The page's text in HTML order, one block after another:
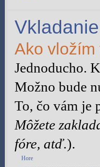
Ako vložím
Jednoducho.
Možno bude
To, čo vám je
Môžete
fóre, atď.).
Hore